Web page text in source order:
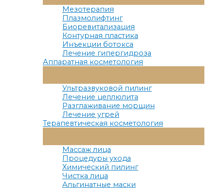
Меню
Мезотерапия
Плазмолифтинг
Биоревитализация
Контурная пластика
Инъекции ботокса
Лечение гипергидроза
Аппаратная косметология
Меню
Ультразвуковой пилинг
Лечение целлюлита
Разглаживание морщин
Лечение угрей
Терапевтическая косметология
Меню
Массаж лица
Процедуры ухода
Химический пилинг
Чистка лица
Альгинатные маски